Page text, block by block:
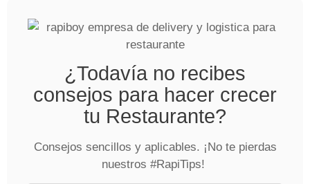
¿Todavía no recibes
consejos para hacer crecer
tu Restaurante?
Consejos sencillos y aplicables. ¡No te pierdas
nuestros #RapiTips!